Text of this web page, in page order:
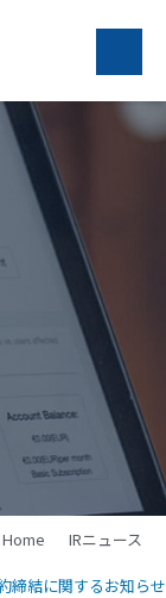
Home IRニュース
締結に関するお知らせ